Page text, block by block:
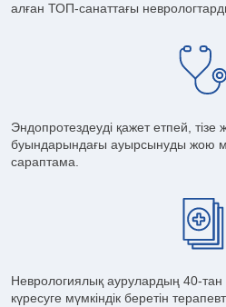
алған ТОП-санаттағы
Эндопротездеуді қажет етпей,
буындарындағы ауырсынуды жою
сараптама.
Неврологиялық аурулардың 40-тан
күресуге мүмкіндік беретін